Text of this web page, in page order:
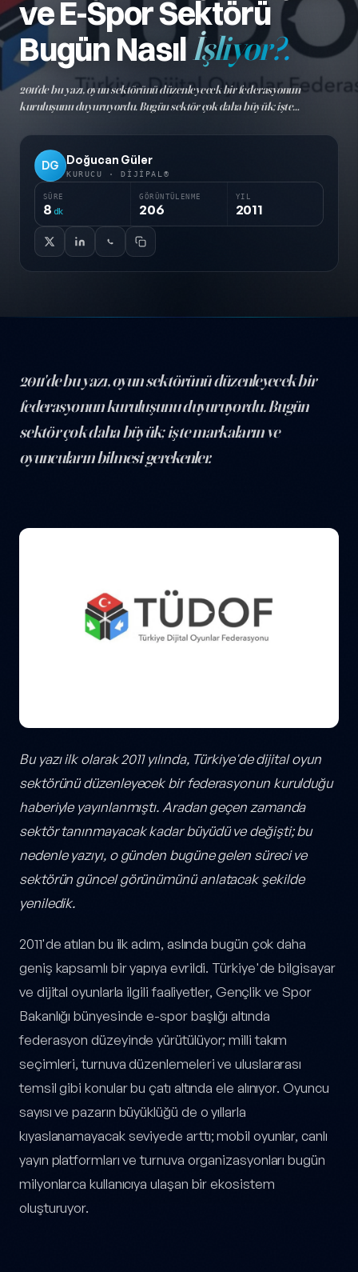
ve E-Spor Sektörü
Bugün Nasılİşliyor?.
2011'de bu yazı, oyun sektörünü düzenleyecek bir federasyonun
kuruluşunu duyuruyordu. Bugün sektör çok daha büyük; işte
DG Doğucan Güler
KURUCU · DIJIPAL®
SÜRE
8 dk
GÖRÜNTÜLENME
206
YIL
2011
2011'de bu yazı, oyun sektörünü düzenleyecek bir
federasyonun kuruluşunu duyuruyordu. Bugün
sektör çok daha büyük; işte markaların ve
oyuncuların bilmesi gerekenler.
Bu yazı ilk olarak 2011 yılında, Türkiye'de dijital oyun
sektörünü düzenleyecek bir federasyonun kurulduğu
haberiyle yayınlanmıştı. Aradan geçen zamanda
sektör tanınmayacak kadar büyüdü ve değişti; bu
nedenle yazıyı, o günden bugüne gelen süreci ve
sektörün güncel görünümünü anlatacak şekilde
yeniledik.
2011'de atılan bu ilk adım, aslında bugün çok daha
geniş kapsamlı bir yapıya evrildi. Türkiye'de bilgisayar
ve dijital oyunlarla ilgili faaliyetler, Gençlik ve Spor
Bakanlığı bünyesinde e-spor başlığı altında
federasyon düzeyinde yürütülüyor; milli takım
seçimleri, turnuva düzenlemeleri ve uluslararası
temsil gibi konular bu çatı altında ele alınıyor. Oyuncu
sayısı ve pazarın büyüklüğü de o yıllarla
kıyaslanamayacak seviyede arttı; mobil oyunlar, canlı
yayın platformları ve turnuva organizasyonları bugün
milyonlarca kullanıcıya ulaşan bir ekosistem
oluşturuyor.